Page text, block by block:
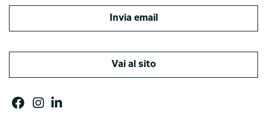
Invia email
Vai al sito